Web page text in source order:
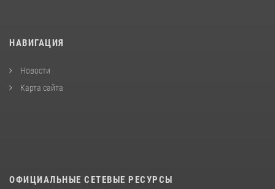
НАВИГАЦИЯ
Новости
Карта сайта
ОФИЦИАЛЬНЫЕ СЕТЕВЫЕ РЕСУРСЫ